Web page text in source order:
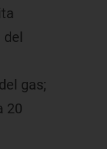
del
gas;
20